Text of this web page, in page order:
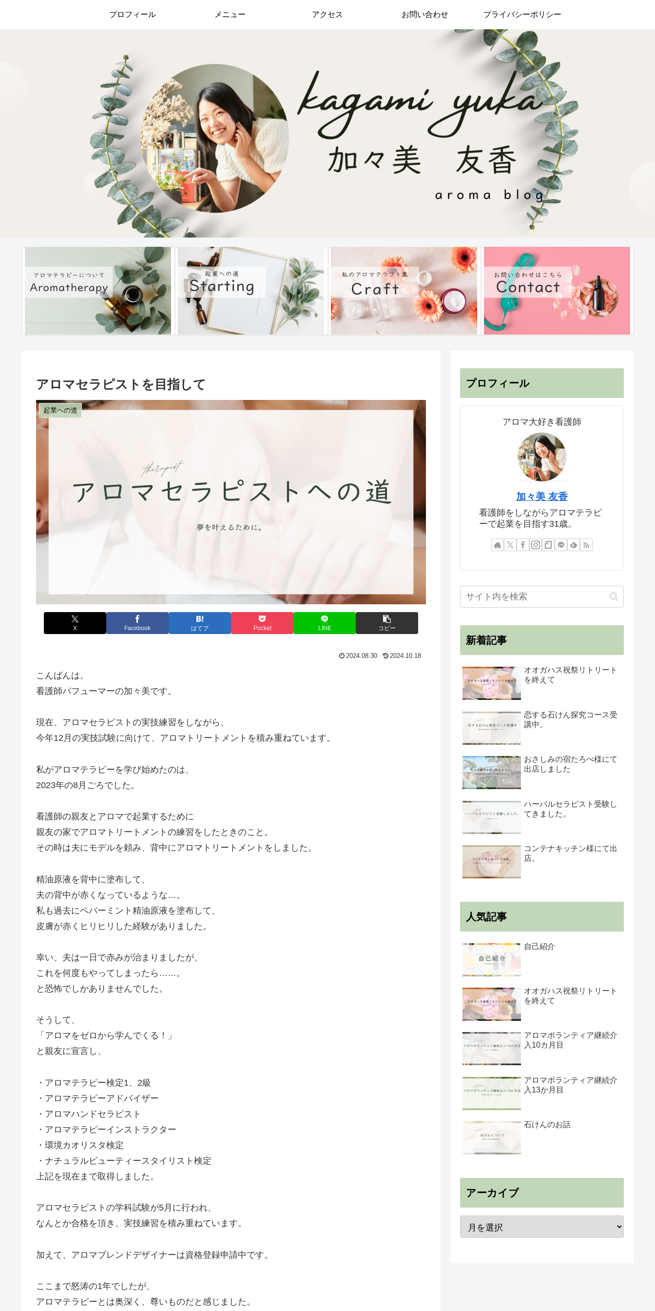
プロフィール メニュー アクセス お問い合わせ プライバシーポリシー
アロマセラピストを目指して
起業への道
X Facebook はてブ Pocket LINE コピー
2024.08.30 2024.10.18
こんばんは。
看護師パフューマーの加々美です。
現在、アロマセラピストの実技練習をしながら、
今年12月の実技試験に向けて、アロマトリートメントを積み重ねています。
私がアロマテラピーを学び始めたのは、
2023年の8月ごろでした。
看護師の親友とアロマで起業するために
親友の家でアロマトリートメントの練習をしたときのこと。
その時は夫にモデルを頼み、背中にアロマトリートメントをしました。
精油原液を背中に塗布して、
夫の背中が赤くなっているような…。
私も過去にペパーミント精油原液を塗布して、
皮膚が赤くヒリヒリした経験がありました。
幸い、夫は一日で赤みが治まりましたが、
これを何度もやってしまったら……。
と恐怖でしかありませんでした。
そうして、
「アロマをゼロから学んでくる！」
と親友に宣言し、
・アロマテラピー検定1、2級
・アロマテラピーアドバイザー
・アロマハンドセラピスト
・アロマテラピーインストラクター
・環境カオリスタ検定
・ナチュラルビューティースタイリスト検定
上記を現在まで取得しました。
アロマセラピストの学科試験が5月に行われ、
なんとか合格を頂き、実技練習を積み重ねています。
加えて、アロマブレンドデザイナーは資格登録申請中です。
ここまで怒涛の1年でしたが、
アロマテラピーとは奥深く、尊いものだと感じました。
プロフィール
アロマ大好き看護師
加々美 友香
看護師をしながらアロマテラピ
ーで起業を目指す31歳。
新着記事
オオガハス祝祭リトリート
を終えて
恋する石けん探究コース受
講中。
おさしみの宿たろべ様にて
出店しました
ハーバルセラピスト受験し
てきました。
コンテナキッチン様にて出
店。
人気記事
自己紹介
オオガハス祝祭リトリート
を終えて
アロマボランティア継続介
入10カ月目
アロマボランティア継続介
入13か月目
石けんのお話
アーカイブ